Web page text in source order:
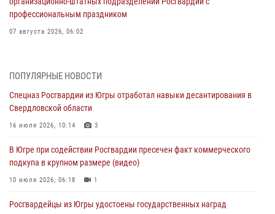
профессиональным праздником
07 августа 2026, 06:02
Военнослужащие Росгвардии сбили дрон-разведчик ВСУ на южном
направлении
Офицеры Росгвардии и ветераны войск правопорядка почтили
память генерала армии Ивана Кирилловича Яковлева
ПОПУЛЯРНЫЕ НОВОСТИ
Спецназ Росгвардии из Югры отработал навыки десантирования в
Свердловской области
16 июля 2026, 10:14 3
В Югре при содействии Росгвардии пресечен факт коммерческого
подкупа в крупном размере (видео)
10 июля 2026, 06:18 1
Росгвардейцы из Югры удостоены государственных наград